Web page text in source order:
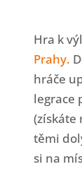
Hra k
Prahy.
hráče
legrace
(získáte
těmi
si na